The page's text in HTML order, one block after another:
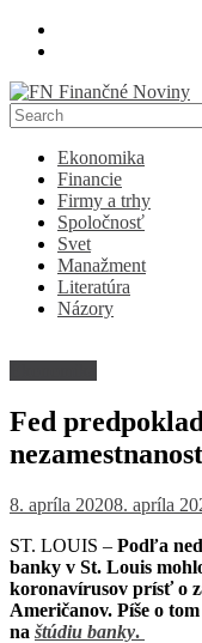
Skip
FN
Finančné
Noviny
Denník
ekonomike
spoločnosti
Ekonomika
Financie
Firmy a trhy
Spoločnosť
Svet
Manažment
Literatúra
Názory
Fed
8. apríla 20208. apríla
ST. LOUIS – Podľa
banky v St. Louis
koronavírusov prísť o
Američanov. Píše o
na štúdiu banky.